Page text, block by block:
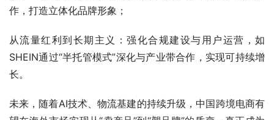
作，打造立体化品牌形象；
从流量红利到长期主义：强化合规建设与用户运营，如
SHEIN通过“半托管模式”深化与产业带合作，实现可持续增
长。
未来，随着AI技术、物流基建的持续升级，中国跨境电商有